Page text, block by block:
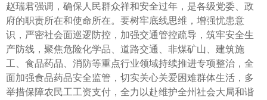
赵瑞君强调，确保人民群众祥和安全过年，是各级党委、政
府的职责所在和使命所在。要树牢底线思维，增强忧患意
识，严密社会面巡逻防控，加强交通管控疏导，筑牢安全生
产防线，聚焦危险化学品、道路交通、非煤矿山、建筑施
工、食品药品、消防等重点行业领域持续推进专项整治，全
面加强食品药品安全监管，切实关心关爱困难群体生活，多
举措保障农民工工资支付，全力以赴维护全州社会大局和谐